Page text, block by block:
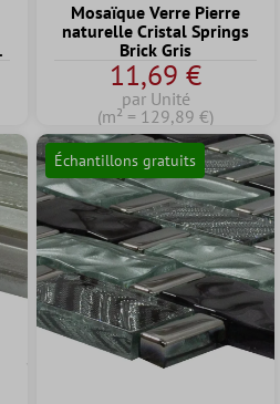
Mosaïque Verre Pierre
naturelle Cristal Springs
Brick Gris
11,69 €
par Unité
(m² = 129,89 €)
Échantillons gratuits